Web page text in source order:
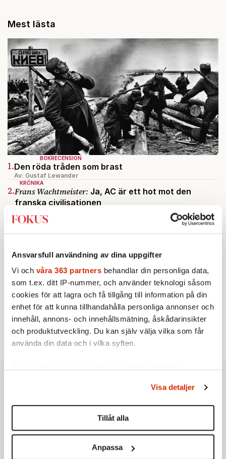
Ansvarsfull användning av dina uppgifter
Vi och våra 363 partners behandlar din personliga data,
som t.ex. ditt IP-nummer, och använder teknologi såsom
cookies för att lagra och få tillgång till information på din
enhet för att kunna tillhandahålla personliga annonser och
innehåll, annons- och innehållsmätning, åskådarinsikter
och produktutveckling. Du kan själv välja vilka som får
använda din data och i vilka syften.
Du kan ändra eller dra tillbaka ditt samtycke när som
helst från cookie-förklaringen.
Vi använder enhetsidentifierare för att anpassa innehållet
för sociala medier och analysera vår trafik. Vi
Visa detaljer
Tillåt alla
Anpassa
Mest lästa
BOKRECENSION
1.Den röda tråden som brast
Av: Gustaf Lewander
KRÖNIKA
2.Frans Wachtmeister: Ja, AC är ett hot mot den
franska civilisationen
3.Bitte Assarmo:
Sagan om den lågbegåvade
ursprungsbefolkningen i Filipstad
alla om att vara arbetarklass
INRIKES
5. Vattenbristen är här – men var femte liter läcker
Av: Susanne Gäre
KRÖNIKA
6. Sakine Madon:
Efter islamistdådet oroar sig
vänstern för Agnes Wold